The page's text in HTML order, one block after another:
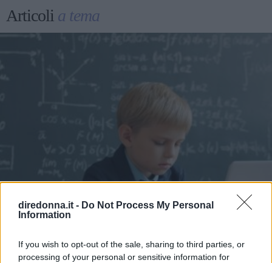
diredonna.it - Do Not Process My Personal
Information
If you wish to opt-out of the sale, sharing to third parties, or
processing of your personal or sensitive information for
Articoli a tema